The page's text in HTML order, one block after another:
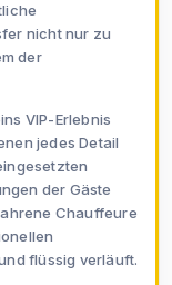
nicht nur zu
der
VIP-Erlebnis
jedes Detail
der Gäste
Chauffeure
flüssig verläuft.